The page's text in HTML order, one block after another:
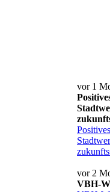
vor 1
vor 2
VBH-